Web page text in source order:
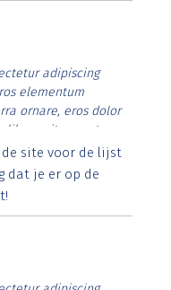
adipiscing
elementum
ornare, eros dolor
libero vitae erat.
id rutrum lorem
posuere.
site voor de lijst
dat je er op de